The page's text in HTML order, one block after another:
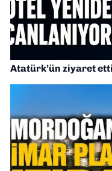
Atatürk’ün ziyaret